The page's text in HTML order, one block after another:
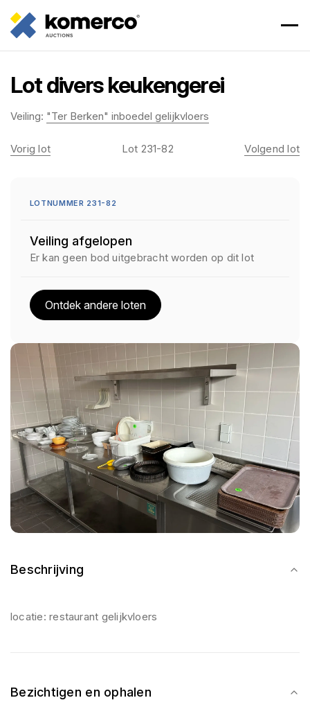
Lot divers keukengerei
Veiling: "Ter Berken" inboedel gelijkvloers
Beschrijving
locatie: restaurant gelijkvloers
Bezichtigen en ophalen
Vorig lot Lot 231-82 Volgend lot
LOTNUMMER 231-82
Veiling afgelopen
Er kan geen bod uitgebracht worden op dit lot
Ontdek andere loten